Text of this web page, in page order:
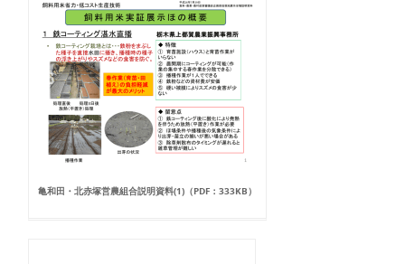
亀和田・北赤塚営農組合説明資料(1)（PDF：333KB）